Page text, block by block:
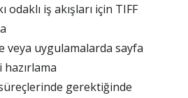
odaklı iş akışları için TIFF
veya uygulamalarda sayfa
süreçlerinde gerektiğinde